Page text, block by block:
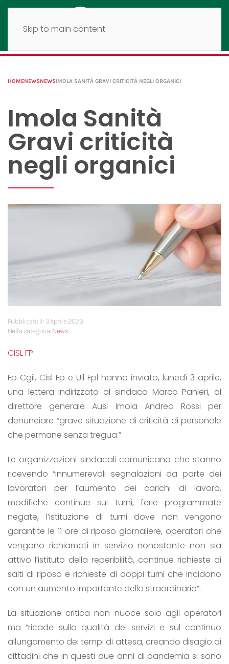
Skip to main content
HOMENEWSNEWSIMOLA SANITÀ GRAVI CRITICITÀ NEGLI ORGANICI
Imola Sanità
Gravi criticità
negli organici
Pubblicato il: 3 Aprile 2023
Nella categoria:News
CISL FP
Fp Cgil, Cisl Fp e Uil Fpl hanno inviato, lunedì 3 aprile,
una lettera indirizzato al sindaco Marco Panieri, al
direttore generale Ausl Imola Andrea Rossi per
denunciare “grave situazione di criticità di personale
che permane senza tregua.”
Le organizzazioni sindacali comunicano che stanno
ricevendo “innumerevoli segnalazioni da parte dei
lavoratori per l’aumento dei carichi di lavoro,
modifiche continue sui turni, ferie programmate
negate, l’istituzione di turni dove non vengono
garantite le 11 ore di riposo giornaliere, operatori che
vengono richiamati in servizio nonostante non sia
attivo l’istituto della reperibilità, continue richieste di
salti di riposo e richieste di doppi turni che incidono
con un aumento importante dello straordinario”.
La situazione critica non nuoce solo agli operatori
ma “ricade sulla qualità dei servizi e sul continuo
allungamento dei tempi di attesa, creando disagio ai
cittadini che in questi due anni di pandemia si sono